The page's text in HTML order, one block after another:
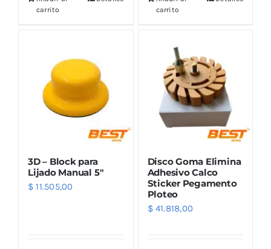
carrito
carrito
3D – Block para
Lijado Manual 5″
$ 11.505,00
Disco Goma Elimina
Adhesivo Calco
Sticker Pegamento
Ploteo
$41.818,00